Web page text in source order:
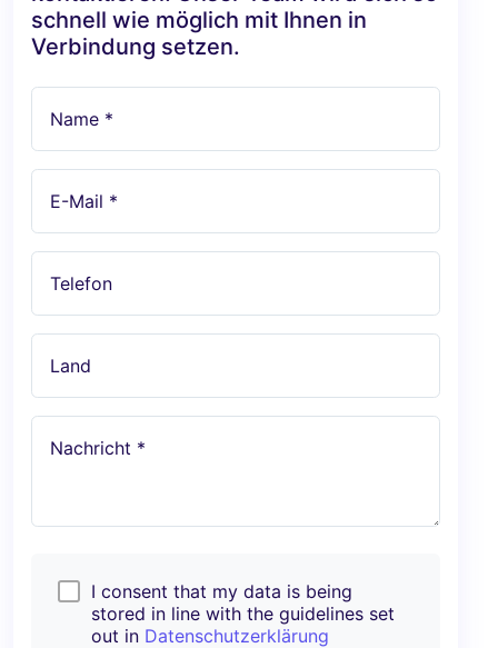
schnell wie möglich mit Ihnen in
Verbindung setzen.
Name *
E-Mail *
Telefon
Land
Nachricht *
I consent that my data is being
stored in line with the guidelines set
out in Datenschutzerklärung